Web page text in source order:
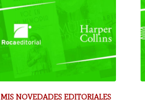
MIS NOVEDADES EDITORIALES